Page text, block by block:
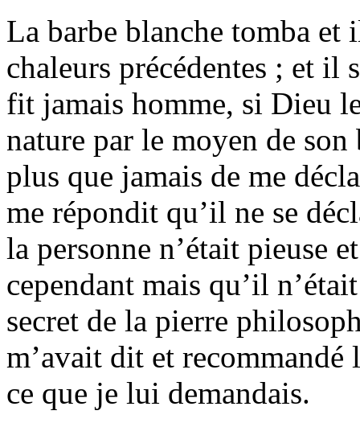
La barbe blanche tomba et
chaleurs précédentes ; et il
fit jamais homme, si Dieu
nature par le moyen de
plus que jamais de me
me répondit qu’il ne se
la personne n’était pieuse
cependant mais qu’il
secret de la pierre
m’avait dit et
ce que je lui demandais.